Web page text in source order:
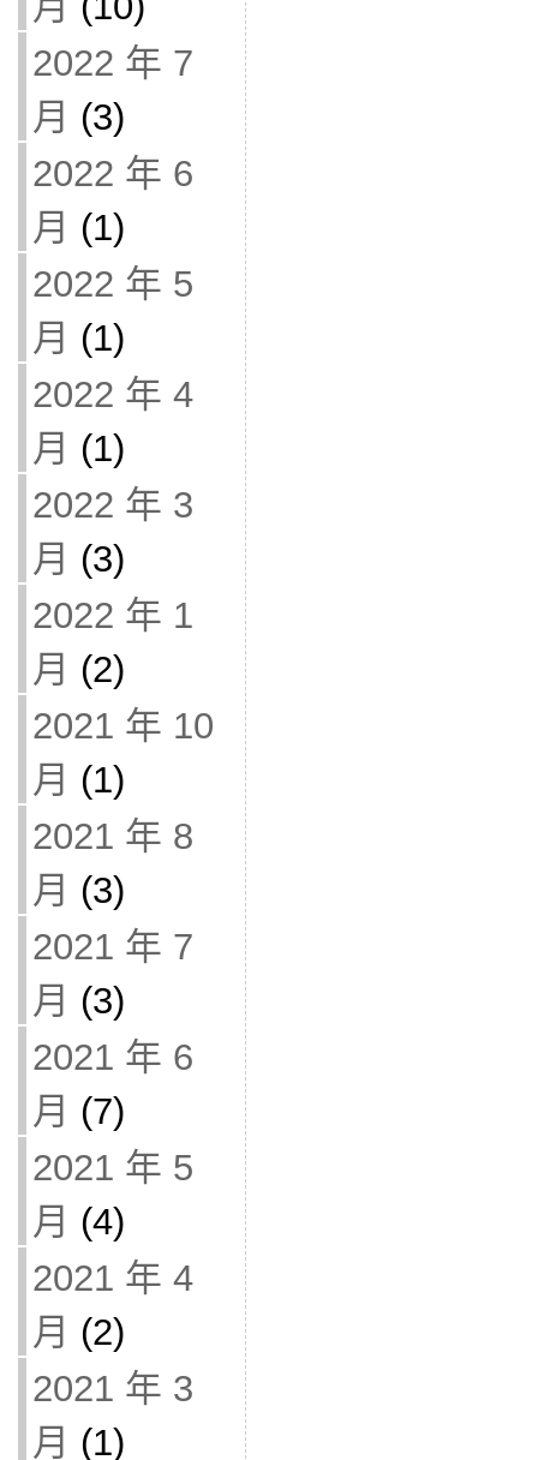
2022 年 7
月 (3)
2022 年 6
月 (1)
2022 年 5
月 (1)
2022 年 4
月 (1)
2022 年 3
月 (3)
2022 年 1
月 (2)
2021 年 10
月 (1)
2021 年 8
月 (3)
2021 年 7
月 (3)
2021 年 6
月 (7)
2021 年 5
月 (4)
2021 年 4
月 (2)
2021 年 3
月 (1)